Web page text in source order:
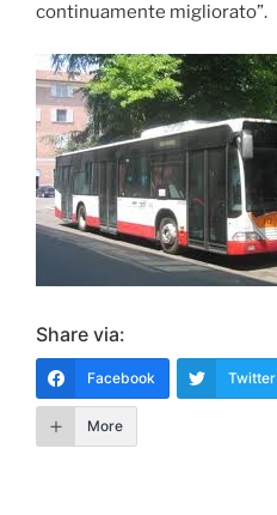
continuamente migliorato”.
Share via:
Facebook Twitter
More